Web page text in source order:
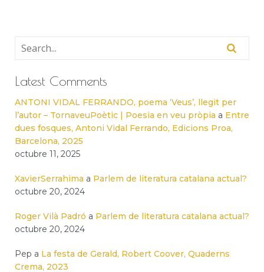
Latest Comments
ANTONI VIDAL FERRANDO, poema ‘Veus’, llegit per
l’autor – TornaveuPoètic | Poesia en veu pròpia a Entre
dues fosques, Antoni Vidal Ferrando, Edicions Proa,
Barcelona, 2025
octubre 11, 2025
XavierSerrahima a Parlem de literatura catalana actual?
octubre 20, 2024
Roger Vilà Padró a Parlem de literatura catalana actual?
octubre 20, 2024
Pep a La festa de Gerald, Robert Coover, Quaderns
Crema, 2023